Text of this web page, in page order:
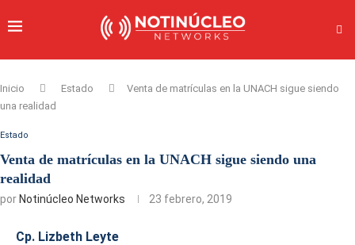
Inicio Estado
Venta de matrículas en la UNACH sigue siendo
una realidad
Estado
Venta de matrículas en la UNACH sigue siendo una
realidad
por Notinúcleo Networks 23 febrero, 2019
Cp. Lizbeth Leyte